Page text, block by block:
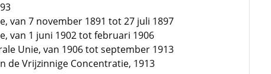
van 7 november 1891 tot 27 juli 1897
van 1 juni 1902 tot februari 1906
Unie, van 1906 tot september 1913
de Vrijzinnige Concentratie, 1913